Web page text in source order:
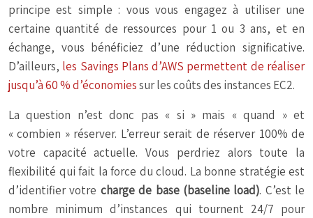
principe est simple : vous vous engagez à utiliser une
certaine quantité de ressources pour 1 ou 3 ans, et en
échange, vous bénéficiez d’une réduction significative.
D’ailleurs, les Savings Plans d’AWS permettent de réaliser
jusqu’à 60 % d’économiessur les coûts des instances EC2.
La question n’est donc pas « si » mais « quand » et
« combien » réserver. L’erreur serait de réserver 100% de
votre capacité actuelle. Vous perdriez alors toute la
flexibilité qui fait la force du cloud. La bonne stratégie est
d’identifier votre charge de base (baseline load). C’est le
nombre minimum d’instances qui tournent 24/7 pour